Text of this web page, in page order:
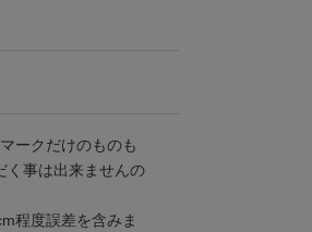
ークだけのものも
く事は出来ませんの
程度誤差を含みま